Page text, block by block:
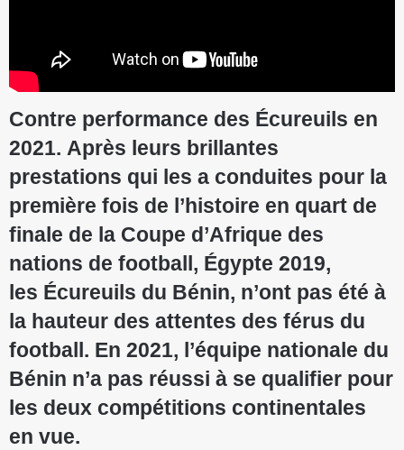
Contre performance des Écureuils en
2021. Après leurs brillantes
prestations qui les a conduites pour la
première fois de l’histoire en quart de
finale de la Coupe d’Afrique des
nations de football, Égypte 2019,
les Écureuils du Bénin, n’ont pas été à
la hauteur des attentes des férus du
football. En 2021, l’équipe nationale du
Bénin n’a pas réussi à se qualifier pour
les deux compétitions continentales
en vue.